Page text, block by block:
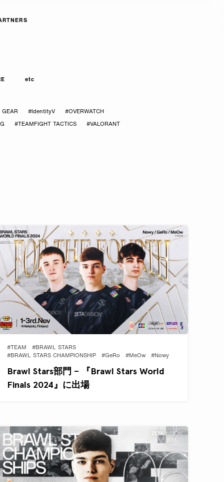
etc
GEAR #IdentityV #OVERWATCH
#TEAMFIGHT TACTICS #VALORANT
#TEAM
#BRAWL STARS
#BRAWL STARS CHAMPIONSHIP
#GeRo #MeOw #Nowy
Brawl Stars部門 – 『Brawl Stars World
Finals 2024』に出場